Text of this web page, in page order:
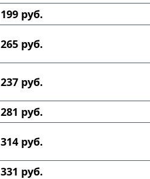
199 руб.
265 руб.
237 руб.
281 руб.
314 руб.
331 руб.